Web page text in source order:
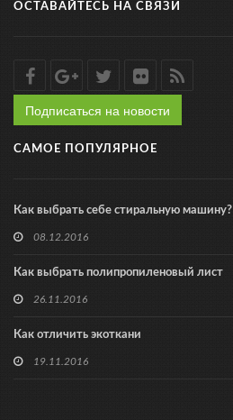
ОСТАВАЙТЕСЬ НА СВЯЗИ
Подписаться на новости
САМОЕ ПОПУЛЯРНОЕ
Как выбрать себе стиральную машину?
08.12.2016
Как выбрать полипропиленовый лист
26.11.2016
Как отличить экоткани
19.11.2016